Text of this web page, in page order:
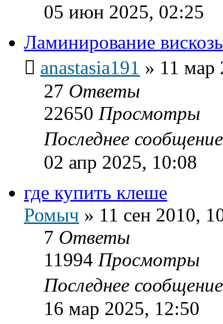
05 июн 2025, 02:25
Ламинирование
anastasia191 » 11 мар
27 Ответы
22650 Просмотры
Последнее
02 апр 2025, 10:08
где купить клеше
Ромыч » 11 сен 2010,
7 Ответы
11994 Просмотры
Последнее
16 мар 2025, 12:50